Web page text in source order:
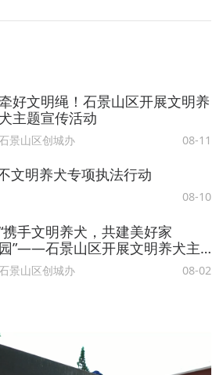
好文明绳！石景山区开展文明养
犬主题宣传活动
景山区创城办 08-11
文明养犬专项执法行动
08-10
携手文明养犬，共建美好家
园”——石景山区开展文明养犬主
题宣传活动
景山区创城办 08-02